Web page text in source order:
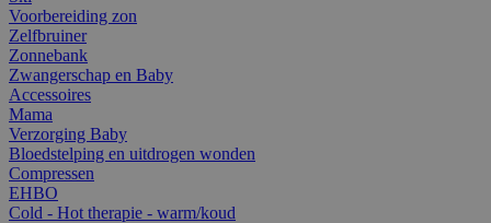
Voorbereiding zon
Zelfbruiner
Zonnebank
Zwangerschap en Baby
Accessoires
Mama
Verzorging Baby
Bloedstelping en uitdrogen wonden
Compressen
EHBO
Cold - Hot therapie - warm/koud